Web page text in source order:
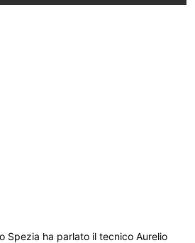
Spezia ha parlato il tecnico Aurelio